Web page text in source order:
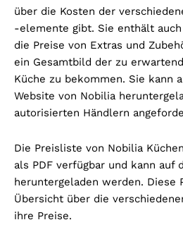
über die Kosten der
-elemente gibt. Sie enthält
die Preise von Extras und
ein Gesamtbild der zu
Küche zu bekommen. Sie kann
Website von Nobilia
autorisierten Händlern
Die Preisliste von Nobilia
als PDF verfügbar und kann auf
heruntergeladen werden. Diese
Übersicht über die
ihre Preise.